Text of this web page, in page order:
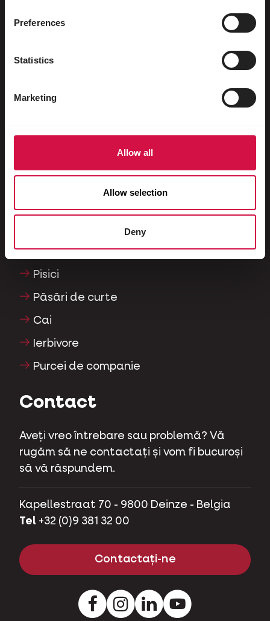
Preferences
Statistics
Marketing
Allow all
Allow selection
Deny
Păsări sălbatice
Mamifere mici
Câini
Pisici
Păsări de curte
Cai
Ierbivore
Purcei de companie
Contact
Aveți vreo întrebare sau problemă? Vă
rugăm să ne contactați și vom fi bucuroși
să vă răspundem.
Kapellestraat 70 - 9800 Deinze - Belgia
Tel +32 (0)9 381 32 00
Contactați-ne
FacebookInstagramLinkedInYoutube